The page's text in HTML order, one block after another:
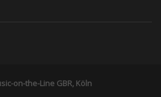
on-the-Line GBR, Köln